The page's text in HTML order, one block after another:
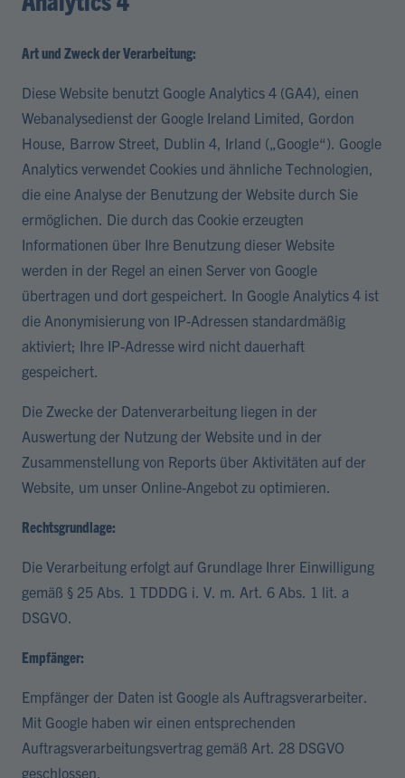
Art und Zweck der Verarbeitung:
Diese Website benutzt Google Analytics 4 (GA4), einen
Webanalysedienst der Google Ireland Limited, Gordon
House, Barrow Street, Dublin 4, Irland („Google“). Google
Analytics verwendet Cookies und ähnliche Technologien,
die eine Analyse der Benutzung der Website durch Sie
ermöglichen. Die durch das Cookie erzeugten
Informationen über Ihre Benutzung dieser Website
werden in der Regel an einen Server von Google
übertragen und dort gespeichert. In Google Analytics 4 ist
die Anonymisierung von IP-Adressen standardmäßig
aktiviert; Ihre IP-Adresse wird nicht dauerhaft
gespeichert.
Die Zwecke der Datenverarbeitung liegen in der
Auswertung der Nutzung der Website und in der
Zusammenstellung von Reports über Aktivitäten auf der
Website, um unser Online-Angebot zu optimieren.
Rechtsgrundlage:
Die Verarbeitung erfolgt auf Grundlage Ihrer Einwilligung
gemäß § 25 Abs. 1 TDDDG i. V. m. Art. 6 Abs. 1 lit. a
DSGVO.
Empfänger:
Empfänger der Daten ist Google als Auftragsverarbeiter.
Mit Google haben wir einen entsprechenden
Auftragsverarbeitungsvertrag gemäß Art. 28 DSGVO
geschlossen.